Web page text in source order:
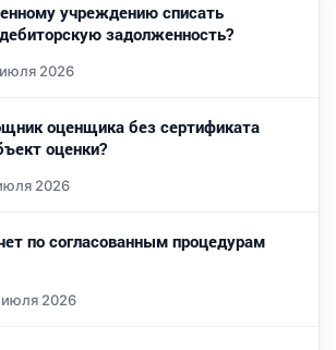
учреждению списать
задолженность?
2026
оценщика без сертификата
оценки?
2026
по согласованным процедурам
июля 2026